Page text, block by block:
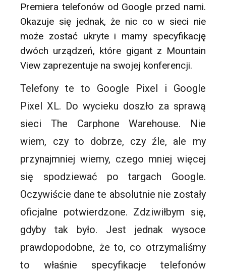
Premiera telefonów od Google przed nami.
Okazuje się jednak, że nic co w sieci nie
może zostać ukryte i mamy specyfikację
dwóch urządzeń, które gigant z Mountain
View zaprezentuje na swojej konferencji.
Telefony te to Google Pixel i Google
Pixel XL. Do wycieku doszło za sprawą
sieci The Carphone Warehouse. Nie
wiem, czy to dobrze, czy źle, ale my
przynajmniej wiemy, czego mniej więcej
się spodziewać po targach Google.
Oczywiście dane te absolutnie nie zostały
oficjalne potwierdzone. Zdziwiłbym się,
gdyby tak było. Jest jednak wysoce
prawdopodobne, że to, co otrzymaliśmy
to właśnie specyfikacje telefonów